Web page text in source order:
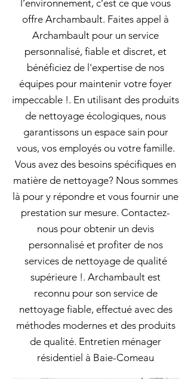
l’environnement, c’est ce que vous
offre Archambault. Faites appel à
Archambault pour un service
personnalisé, fiable et discret, et
bénéficiez de l'expertise de nos
équipes pour maintenir votre foyer
impeccable !. En utilisant des produits
de nettoyage écologiques, nous
garantissons un espace sain pour
vous, vos employés ou votre famille.
Vous avez des besoins spécifiques en
matière de nettoyage? Nous sommes
là pour y répondre et vous fournir une
prestation sur mesure. Contactez-
nous pour obtenir un devis
personnalisé et profiter de nos
services de nettoyage de qualité
supérieure !. Archambault est
reconnu pour son service de
nettoyage fiable, effectué avec des
méthodes modernes et des produits
de qualité. Entretien ménager
résidentiel à Baie-Comeau